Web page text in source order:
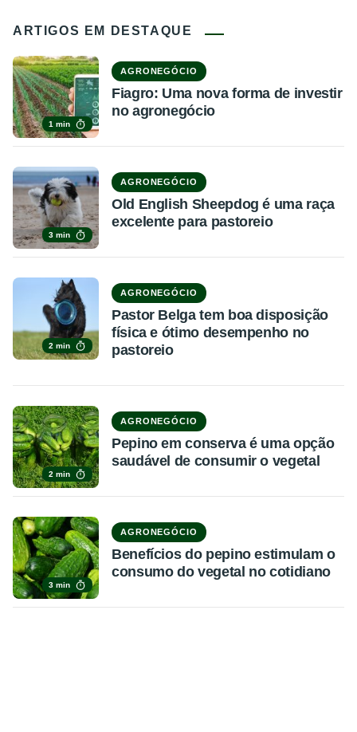
ARTIGOS EM DESTAQUE
1 min
AGRONEGÓCIO
Fiagro: Uma nova forma de investir
no agronegócio
3 min
AGRONEGÓCIO
Old English Sheepdog é uma raça
excelente para pastoreio
2 min
AGRONEGÓCIO
Pastor Belga tem boa disposição
física e ótimo desempenho no
pastoreio
2 min
AGRONEGÓCIO
Pepino em conserva é uma opção
saudável de consumir o vegetal
3 min
AGRONEGÓCIO
Benefícios do pepino estimulam o
consumo do vegetal no cotidiano